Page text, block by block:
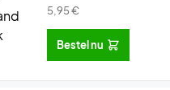
5,95€
Bestel nu